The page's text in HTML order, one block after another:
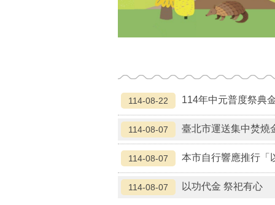
114-08-22 114年中元普度祭典
114-08-07 臺北市運送集中焚燒
114-08-07 本市自行響應推行「
114-08-07 以功代金 祭祀有心